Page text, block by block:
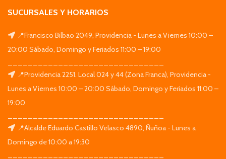
SUCURSALES Y HORARIOS
📍Francisco Bilbao 2049, Providencia - Lunes a Viernes 10:00 –
20:00 Sábado, Domingo y Feriados 11:00 – 19:00
📍Providencia 2251. Local 024 y 44 (Zona Franca), Providencia -
Lunes a Viernes 10:00 – 20:00 Sábado, Domingo y Feriados 11:00 –
19:00
📍Alcalde Eduardo Castillo Velasco 4890, Ñuñoa - Lunes a
Domingo de 10:00 a 19:30